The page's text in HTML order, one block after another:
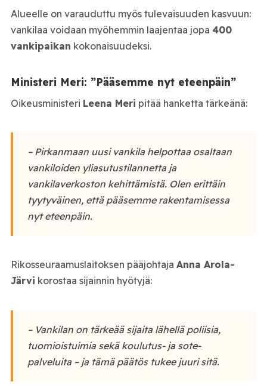
Alueelle on varauduttu myös tulevaisuuden kasvuun:
vankilaa voidaan myöhemmin laajentaa jopa 400
vankipaikan kokonaisuudeksi.
Ministeri Meri: ”Pääsemme nyt eteenpäin”
Oikeusministeri Leena Meri pitää hanketta tärkeänä:
– Pirkanmaan uusi vankila helpottaa osaltaan
vankiloiden yliasutustilannetta ja
vankilaverkoston kehittämistä. Olen erittäin
tyytyväinen, että pääsemme rakentamisessa
nyt eteenpäin.
Rikosseuraamuslaitoksen pääjohtaja Anna Arola-
Järvi korostaa sijainnin hyötyjä:
– Vankilan on tärkeää sijaita lähellä poliisia,
tuomioistuimia sekä koulutus- ja sote-
palveluita – ja tämä päätös tukee juuri sitä.